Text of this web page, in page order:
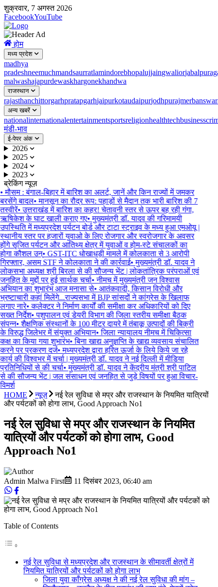
शुक्रवार, 7 अगस्त 2026
FacebookYouTube
होम
मध्य प्रदेश
madhya
pradeshneemuchmandsaurratlamindorebhopalujjaingwaliorjabalpur
malwashajapurdewaskhargonekhandwa
राजस्थान
rajasthanchittorgarhpratapgarhjaipurkotaudaipurjodhpurajmer
अन्य खबरें
nationalinternationalentertainmentsportsreligionhealthtechbusiness
मंडी-भाव
ई-पेपर अंक
2026
2025
2024
2023
ब्रेकिंग न्यूज़
मौसम : बंगाल-बिहार में बारिश का अलर्ट, जानें और किन राज्यों में जमकर
बादल• मानसून का रौद्र रूप: पहाड़ों से मैदान तक भारी बारिश की 7
• उत्तराखंड में बारिश का कहर! चेतावनी स्तर से ऊपर बह रही गंगा,
के घाट खाली कराए गए• मुख्यमंत्री डॉ. यादव की गरिमामयी
में मध्यप्रदेश पर्यटन बोर्ड और टाटा स्ट्राइव के मध्य हुआ एमओयू |
स्तर पर हजारों युवाओ के लिए रोजगार और स्वरोजगार के अवसर
सृजित पर्यटन और आतिथ्य क्षेत्र में युवाओं व होम-स्टे संचालकों का
कौशल उन्• GST-ITC धोखाधड़ी मामले में कोलकाता से 3 आरोपी
असम STF ने कोलकाता ने की कार्रवाई• मुख्यमंत्री डॉ. यादव ने
अध्यक्ष श्री बिरला से की सौजन्य भेंट | लोकतांत्रिक परंपराओं एवं
के मुद्दों पर हुई सार्थक चर्चा• नीमच में मुख्यमंत्री जन विश्वास
का शुभारंभ आज मनासा से• आतंकवादी, किसान विरोधी और
कहां मिलेंगे...राज्यसभा में BJP सांसदों ने कांग्रेस के खिलाफ
नारे• कलेक्टर ने निर्माण कार्यों की समीक्षा कर अधिकारियों को दिए
निर्देश• पशुपालन एवं डेयरी विभाग की जिला स्तरीय समीक्षा बैठक
• शैक्षणिक संस्थानों के 100 मीटर दायरे में तंबाकू उत्पादों की बिक्री
विरुद्ध जिलेभर में संयुक्त अभियान• जिला न्यायालय नीमच में चिकित्सा
का किया गया शुभारंभ• बिना खाद्य अनुज्ञप्ति के खाद्य व्यवसाय संचालित
पर प्रकरण दर्ज• मध्यप्रदेश द्वारा हरित ऊर्जा के लिये किये जा रहे
की विश्वभर में चर्चा | मुख्यमंत्री डॉ. यादव ने नई दिल्ली में मीडिया
से की चर्चा• मुख्यमंत्री डॉ. यादव ने केंद्रीय मंत्री श्री पाटिल
की सौजन्य भेंट | जल संसाधन एवं जनहित से जुड़े विषयों पर हुआ विचार-
HOME
न्यूज़
नई रेल सुविधा से मप्र और राजस्थान के नियमित यात्रियों
और पर्यटकों को होगा लाभ, Good Approach No1
नई रेल सुविधा से मप्र और राजस्थान के नियमित
यात्रियों और पर्यटकों को होगा लाभ, Good
Approach No1
Admin Malwa First 11 दिसंबर 2023, 06:40 am
Table of Contents
नई रेल सुविधा से मध्यप्रदेश और राजस्थान के सीमावर्ती क्षेत्रों में
नियमित यात्रियों और पर्यटकों को होगा लाभ
जिला युवा काँग्रेस अध्यक्ष ने की नई रेल सुविधा की मांग –